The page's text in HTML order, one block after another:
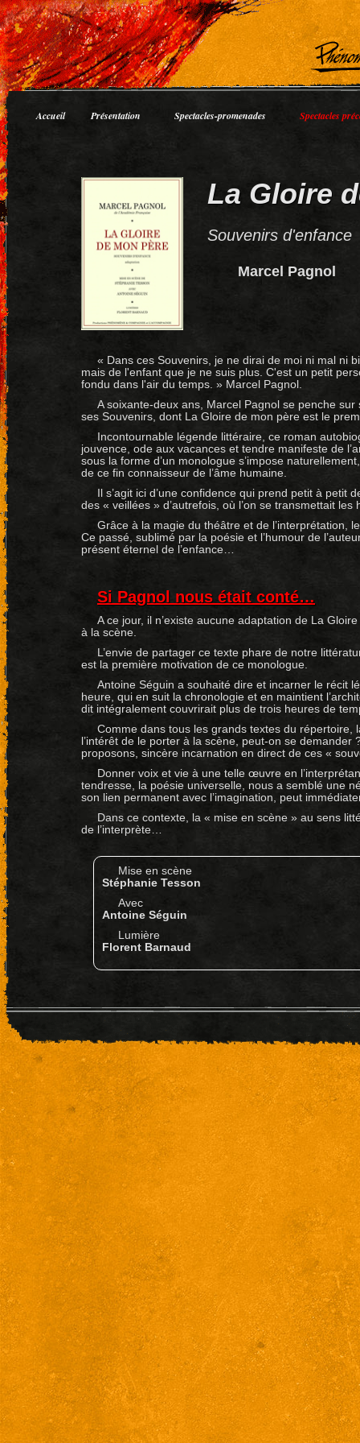
Accueil Présentation Spectacles-promenades Spectacles
La Gloire
Souvenirs d'enfance
Marcel Pagnol
« Dans ces Souvenirs, je ne dirai de moi ni mal ni
mais de l'enfant que je ne suis plus. C'est un petit
fondu dans l'air du temps. » Marcel Pagnol.
A soixante-deux ans, Marcel Pagnol se penche
ses Souvenirs, dont La Gloire de mon père est le
Incontournable légende littéraire, ce roman
jouvence, ode aux vacances et tendre manifeste de
sous la forme d’un monologue s’impose
de ce fin connaisseur de l’âme humaine.
Il s’agit ici d’une confidence qui prend petit à petit
des « veillées » d’autrefois, où l’on se transmettait les
Grâce à la magie du théâtre et de l’interprétation,
Ce passé, sublimé par la poésie et l’humour de
présent éternel de l’enfance…
Si Pagnol nous était conté…
A ce jour, il n’existe aucune adaptation de La
à la scène.
L’envie de partager ce texte phare de notre
est la première motivation de ce monologue.
Antoine Séguin a souhaité dire et incarner le récit
heure, qui en suit la chronologie et en maintient
dit intégralement couvrirait plus de trois heures de
Comme dans tous les grands textes du répertoire,
l’intérêt de le porter à la scène, peut-on se
proposons, sincère incarnation en direct de ces «
Donner voix et vie à une telle œuvre en
tendresse, la poésie universelle, nous a semblé une
son lien permanent avec l’imagination, peut
Dans ce contexte, la « mise en scène » au sens
de l’interprète…
Mise en scène
Stéphanie Tesson
Avec
Antoine Séguin
Lumière
Florent Barnaud